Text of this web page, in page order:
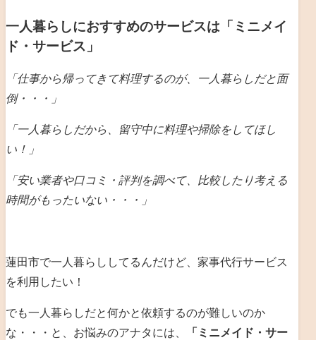
一人暮らしにおすすめのサービスは「ミニメイ
ド・サービス」
「仕事から帰ってきて料理するのが、一人暮らしだと面
倒・・・」
「一人暮らしだから、留守中に料理や掃除をしてほし
い！」
「安い業者や口コミ・評判を調べて、比較したり考える
時間がもったいない・・・」
蓮田市で一人暮らししてるんだけど、家事代行サービス
を利用したい！
でも一人暮らしだと何かと依頼するのが難しいのか
な・・・と、お悩みのアナタには、
「ミニメイド・サー